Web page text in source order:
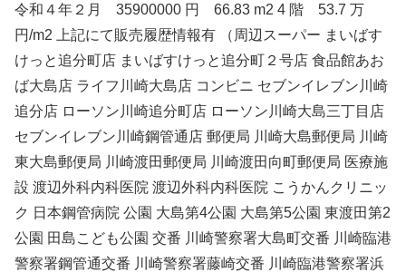
令和４年２月 35900000 円 66.83 m2 4 階 53.7 万
円/m2 上記にて販売履歴情報有 （周辺スーパー まいばす
けっと追分町店 まいばすけっと追分町２号店 食品館あお
ば大島店 ライフ川崎大島店 コンビニ セブンイレブン川崎
追分店 ローソン川崎追分町店 ローソン川崎大島三丁目店
セブンイレブン川崎鋼管通店 郵便局 川崎大島郵便局 川崎
東大島郵便局 川崎渡田郵便局 川崎渡田向町郵便局 医療施
設 渡辺外科内科医院 渡辺外科内科医院 こうかんクリニッ
ク 日本鋼管病院 公園 大島第4公園 大島第5公園 東渡田第2
公園 田島こども公園 交番 川崎警察署大島町交番 川崎臨港
警察署鋼管通交番 川崎警察署藤崎交番 川崎臨港警察署浜